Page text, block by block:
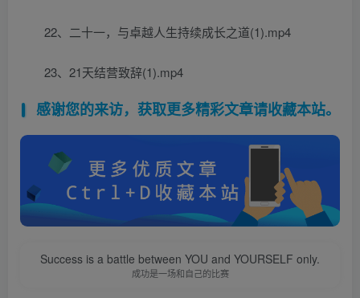
22、二十一，与卓越人生持续成长之道(1).mp4
23、21天结营致辞(1).mp4
感谢您的来访，获取更多精彩文章请收藏本站。
Success is a battle between YOU and YOURSELF only.
成功是一场和自己的比赛